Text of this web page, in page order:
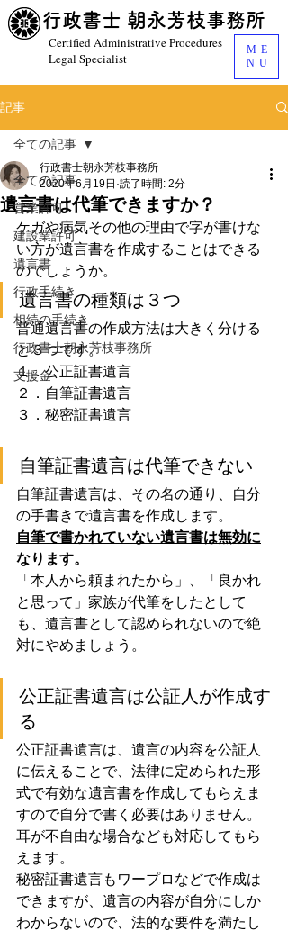
​行政書士 朝永芳枝事務所
Certified Administrative Procedures
Legal Specialist
ME
NU
記事
全ての記事
営業許可
建設業許可
遺言書
行政手続き
相続の手続き
行政書士朝永芳枝事務所
支援金
全ての記事
遺言書は代筆できますか？
行政書士朝永芳枝事務所
2020年6月19日 読了時間: 2分
ケガや病気その他の理由で字が書けな
い方が遺言書を作成することはできる
のでしょうか。
遺言書の種類は３つ
普通遺言書の作成方法は大きく分ける
と３つです。
１．公正証書遺言
２．自筆証書遺言
３．秘密証書遺言
自筆証書遺言は代筆できない
自筆証書遺言は、その名の通り、自分
の手書きで遺言書を作成します。
自筆で書かれていない遺言書は無効に
なります。
「本人から頼まれたから」、「良かれ
と思って」家族が代筆をしたとして
も、遺言書として認められないので絶
対にやめましょう。
公正証書遺言は公証人が作成す
る
公正証書遺言は、遺言の内容を公証人
に伝えることで、法律に定められた形
式で有効な遺言書を作成してもらえま
すので自分で書く必要はありません。
耳が不自由な場合なども対応してもら
えます。
秘密証書遺言もワープロなどで作成は
できますが、遺言の内容が自分にしか
わからないので、法的な要件を満たし